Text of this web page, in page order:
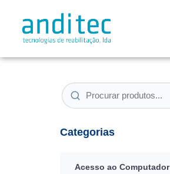
Categorias
Acesso ao Computador